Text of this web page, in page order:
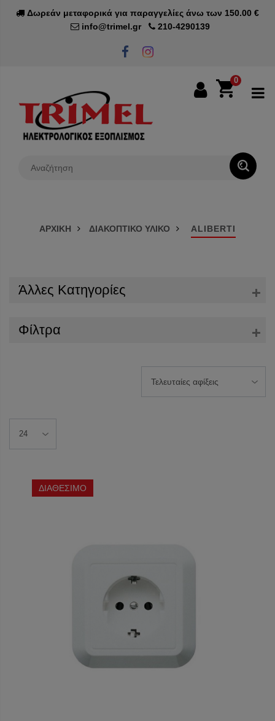
Δωρεάν μεταφορικά για παραγγελίες άνω των 150.00 €
info@trimel.gr
210-4290139
0
ΑΡΧΙΚΗ ΔΙΑΚΟΠΤΙΚΟ ΥΛΙΚΟ ALIBERTI
Άλλες Κατηγορίες
Φίλτρα
ΔΙΑΘΕΣΙΜΟ